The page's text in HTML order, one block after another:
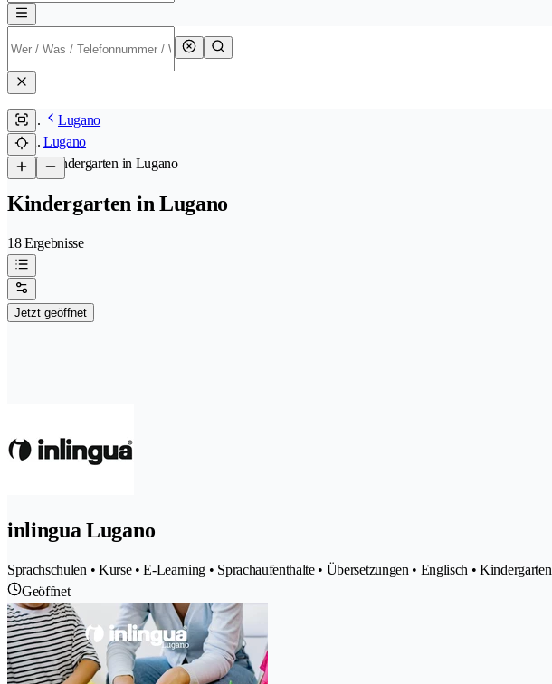
Lugano
Lugano
/Kindergarten in Lugano
Kindergarten in Lugano
18 Ergebnisse
Jetzt geöffnet
inlingua Lugano
Sprachschulen • Kurse • E-Learning • Sprachaufenthalte • Übersetzungen • Englisch • Kindergarten
Geöffnet